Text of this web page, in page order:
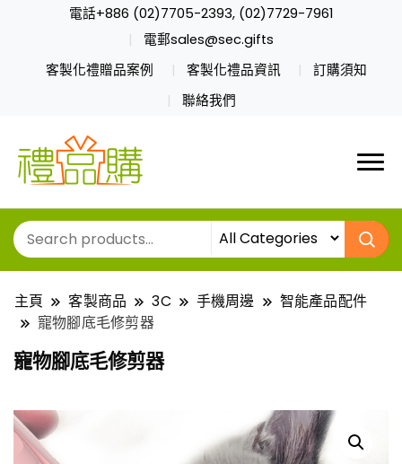
電話+886 (02)7705-2393, (02)7729-7961
電郵sales@sec.gifts
客製化禮贈品案例
客製化禮品資訊
訂購須知
聯絡我們
主頁 客製商品 3C 手機周邊
智能產品配件
寵物腳底毛修剪器
寵物腳底毛修剪器